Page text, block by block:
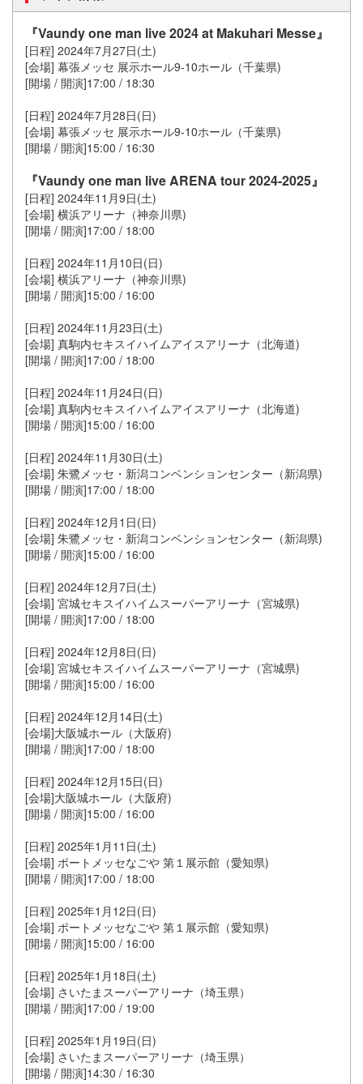
『Vaundy one man live 2024 at Makuhari Messe』
[日程] 2024年7月27日(土)
[会場] 幕張メッセ 展示ホール9-10ホール（千葉県)
[開場 / 開演]17:00 / 18:30
[日程] 2024年7月28日(日)
[会場] 幕張メッセ 展示ホール9-10ホール（千葉県)
[開場 / 開演]15:00 / 16:30
『Vaundy one man live ARENA tour 2024-2025』
[日程] 2024年11月9日(土)
[会場] 横浜アリーナ（神奈川県)
[開場 / 開演]17:00 / 18:00
[日程] 2024年11月10日(日)
[会場] 横浜アリーナ（神奈川県)
[開場 / 開演]15:00 / 16:00
[日程] 2024年11月23日(土)
[会場] 真駒内セキスイハイムアイスアリーナ（北海道)
[開場 / 開演]17:00 / 18:00
[日程] 2024年11月24日(日)
[会場] 真駒内セキスイハイムアイスアリーナ（北海道)
[開場 / 開演]15:00 / 16:00
[日程] 2024年11月30日(土)
[会場] 朱鷺メッセ・新潟コンベンションセンター（新潟県)
[開場 / 開演]17:00 / 18:00
[日程] 2024年12月1日(日)
[会場] 朱鷺メッセ・新潟コンベンションセンター（新潟県)
[開場 / 開演]15:00 / 16:00
[日程] 2024年12月7日(土)
[会場] 宮城セキスイハイムスーパーアリーナ（宮城県)
[開場 / 開演]17:00 / 18:00
[日程] 2024年12月8日(日)
[会場] 宮城セキスイハイムスーパーアリーナ（宮城県)
[開場 / 開演]15:00 / 16:00
[日程] 2024年12月14日(土)
[会場]大阪城ホール（大阪府)
[開場 / 開演]17:00 / 18:00
[日程] 2024年12月15日(日)
[会場]大阪城ホール（大阪府)
[開場 / 開演]15:00 / 16:00
[日程] 2025年1月11日(土)
[会場] ポートメッセなごや 第１展⽰館（愛知県)
[開場 / 開演]17:00 / 18:00
[日程] 2025年1月12日(日)
[会場] ポートメッセなごや 第１展⽰館（愛知県)
[開場 / 開演]15:00 / 16:00
[日程] 2025年1月18日(土)
[会場] さいたまスーパーアリーナ（埼玉県）
[開場 / 開演]17:00 / 19:00
[日程] 2025年1月19日(日)
[会場] さいたまスーパーアリーナ（埼玉県）
[開場 / 開演]14:30 / 16:30